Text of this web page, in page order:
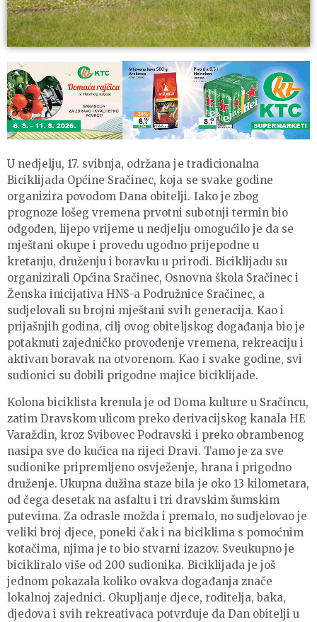
U nedjelju, 17. svibnja, održana je tradicionalna
Biciklijada Općine Sračinec, koja se svake godine
organizira povodom Dana obitelji. Iako je zbog
prognoze lošeg vremena prvotni subotnji termin bio
odgođen, lijepo vrijeme u nedjelju omogućilo je da se
mještani okupe i provedu ugodno prijepodne u
kretanju, druženju i boravku u prirodi. Biciklijadu su
organizirali Općina Sračinec, Osnovna škola Sračinec i
Ženska inicijativa HNS-a Podružnice Sračinec, a
sudjelovali su brojni mještani svih generacija. Kao i
prijašnjih godina, cilj ovog obiteljskog događanja bio je
potaknuti zajedničko provođenje vremena, rekreaciju i
aktivan boravak na otvorenom. Kao i svake godine, svi
sudionici su dobili prigodne majice biciklijade.
Kolona biciklista krenula je od Doma kulture u Sračincu,
zatim Dravskom ulicom preko derivacijskog kanala HE
Varaždin, kroz Svibovec Podravski i preko obrambenog
nasipa sve do kućica na rijeci Dravi. Tamo je za sve
sudionike pripremljeno osvježenje, hrana i prigodno
druženje. Ukupna dužina staze bila je oko 13 kilometara,
od čega desetak na asfaltu i tri dravskim šumskim
putevima. Za odrasle možda i premalo, no sudjelovao je
veliki broj djece, poneki čak i na biciklima s pomoćnim
kotačima, njima je to bio stvarni izazov. Sveukupno je
bicikliralo više od 200 sudionika. Biciklijada je još
jednom pokazala koliko ovakva događanja znače
lokalnoj zajednici. Okupljanje djece, roditelja, baka,
djedova i svih rekreativaca potvrđuje da Dan obitelji u